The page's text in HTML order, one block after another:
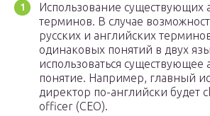
Использование существующих
терминов. В случае
русских и английских
одинаковых понятий в двух
использоваться существующее
понятие. Например, главный
директор по-английски будет
officer (CEO).